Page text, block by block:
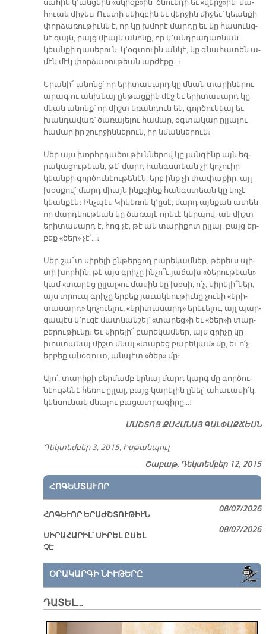
սա­հին կ՚անց­նին «սկիզբ»ին՝ ծնուն­դի եւ «վերջ»ին՝ մա­
հուան մի­ջեւ։ Ուս­տի սկիզ­բին եւ վեր­ջին մի­ջեւ՝ կեան­քի
փոր­ձա­ռու­թիւնն է, որ կը խմո­րէ մար­դը եւ կը հա­սունց­
նէ զայն, բայց միայն ա­նոնք, որ կ՚անդ­րա­դառ­նան
կեան­քի դա­սե­րուն, կ՚օգ­տուին ան­կէ, կը գնա­հա­տեն ա­
մէն մէկ փոր­ձա­ռու­թեան ար­ժէ­քը…։
Ե­րա­նի՜ ա­նոնց՝ որ ե­րի­տա­սարդ կը մնան տա­րի­նե­րու
ա­րագ ու անխ­նայ ըն­թաց­քին մէջ եւ ե­րի­տա­սարդ կը
մնան ա­նոնք՝ որ միշտ ե­ռան­դուն են, գոր­ծու­նեայ եւ
խան­դա­վառ՝ ծա­ռա­յե­լու հա­մար, օգ­տա­կար ըլ­լա­լու
հա­մար իր շուր­ջին­նե­րուն, իր նման­նե­րուն։
Մեր այս խորհր­դա­ծու­թիւն­նե­րով կը յան­գինք այն եզ­
րա­կա­ցու­թեան, թէ՝ մարդ հանգս­տեան չի կո­չուիր
կեան­քի գոր­ծու­նէու­թե­նէն, երբ ինք չի փա­փա­քիր, այլ
խօս­քով՝ մարդ միայն ինք­զինք հանգս­տեան կը կո­չէ
կեան­քէն։ Ինչ­պէս Կի­կե­ռոն կ՚ը­սէ, մարդ այն­քան ա­տեն
որ մարդ­կու­թեան կը ծա­ռա­յէ ո­րե­ւէ կեր­պով, ան միշտ
ե­րի­տա­սարդ է, հո­գ չէ, թէ ան տա­րի­քոտ ըլ­լայ, բայց եր­
բեք «ծեր» չէ՛…։
Մեր շա՜տ սի­րե­լի ըն­թեր­ցող բա­րե­կամ­ներ, թե­րեւս պի­
տի խոր­հին, թէ այս գրի­չը ին­չո՞ւ յա­ճախ «ծե­րու­թեան»
կամ «տա­րեց ըլ­լալ»ու մա­սին կը խօ­սի, ո՛չ, սի­րե­լի՜­ներ,
այս տրուպ գրի­չը եր­բեք յա­ւակ­նու­թիւ­նը չու­նի «ե­րի­
տա­սարդ» կո­չուե­լու, «ե­րի­տա­սարդ» ե­րե­ւե­լու, այլ պար­
զա­պէս կ՚ու­զէ մատ­նան­շել՝ «տա­րեց»ի եւ «ծեր»ի տար­
բե­րու­թիւ­նը։ Եւ սի­րե­լի՜ բա­րե­կամ­ներ, այս գրի­չը կը
խոս­տա­նայ միշտ մնալ «տա­րեց բա­րե­կամ» մը, եւ ո՛չ
եր­բեք ա­նօ­գուտ, ան­պէտ «ծեր» մը։
Ա­յո՛, տա­րի­քի բեր­մամբ կրնայ մարդ կարգ մը գոր­ծու­
նէու­թե­նէ հե­ռու ըլ­լալ, բայց կա­րե­լին ը­նել՝ ա­հա­ւա­սի՛կ,
կեն­սու­նակ մնա­լու բա­ցատ­րա­գի­րը…։
ՄԱՇ­ՏՈՑ ՔԱ­ՀԱ­ՆԱՅ ԳԱԼ­ՓԱՔ­ՃԵԱՆ
Դեկ­տեմ­բեր 3, 2015, Իս­թան­պուլ
Շաբաթ, Դեկտեմբեր 12, 2015
ՀՈԳԵՄՏԱՒՈՐ
ՀՈԳԵՒՈՐ ԵՐԱԺՇՏՈՒԹԻՒՆ
08/07/2026
ՍԻՐԱՀԱՐԻԼ՝ ՍԻՐԵԼ ԸՍԵԼ
ՉԷ
08/07/2026
ՕՐԱԿԱՐԳԻ ՆԻՒԹԵՐԸ
ԴԱՏԵԼ…